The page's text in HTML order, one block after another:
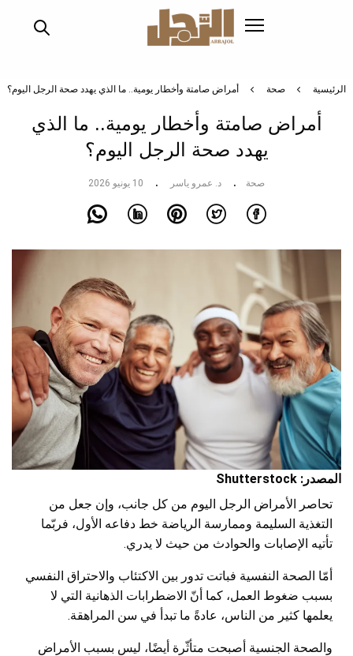
الرئيسية صحة أمراض صامتة وأخطار يومية.. ما الذي يهدد صحة الرجل اليوم؟
أمراض صامتة وأخطار يومية.. ما الذي
يهدد صحة الرجل اليوم؟
صحة د. عمرو ياسر 10 يونيو 2026
المصدر: Shutterstock
تحاصر الأمراض الرجل اليوم من كل جانب، وإن جعل من
التغذية السليمة وممارسة الرياضة خط دفاعه الأول، فربّما
تأتيه الإصابات والحوادث من حيث لا يدري.
أمّا الصحة النفسية فباتت تدور بين الاكتئاب والاحتراق النفسي
بسبب ضغوط العمل، كما أنّ الاضطرابات الذهانية التي لا
يعلمها كثير من الناس، عادةً ما تبدأ في سن المراهقة.
والصحة الجنسية أصبحت متأثّرة أيضًا، ليس بسبب الأمراض